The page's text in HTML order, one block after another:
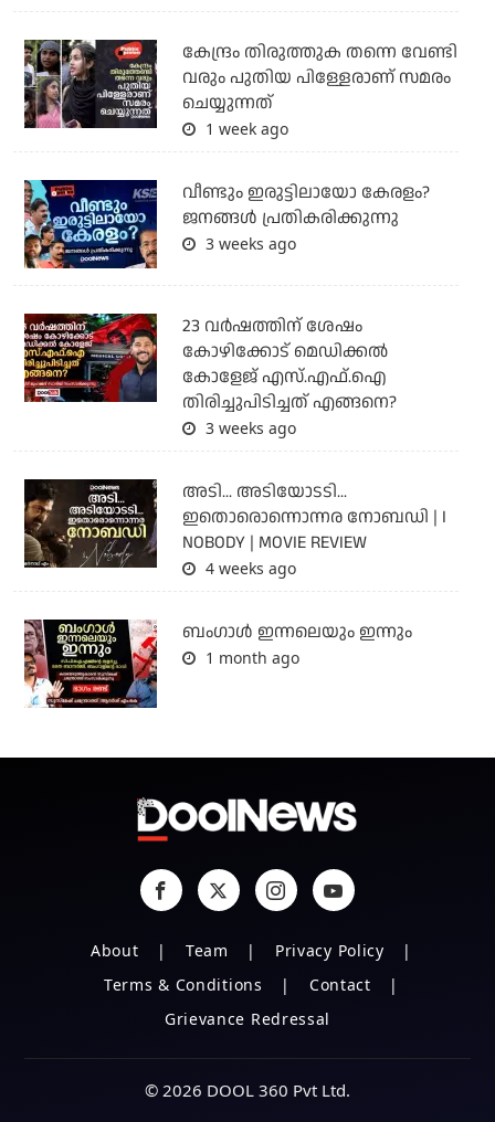
കേന്ദ്രം തിരുത്തുക തന്നെ വേണ്ടി
വരും പുതിയ പിള്ളേരാണ് സമരം
ചെയ്യുന്നത്
1 week ago
വീണ്ടും ഇരുട്ടിലായോ കേരളം?
ജനങ്ങൾ പ്രതികരിക്കുന്നു
3 weeks ago
23 വർഷത്തിന് ശേഷം
കോഴിക്കോട് മെഡിക്കൽ
കോളേജ് എസ്.എഫ്.ഐ
തിരിച്ചുപിടിച്ചത് എങ്ങനെ?
3 weeks ago
അടി... അടിയോടടി...
ഇതൊരൊന്നൊന്നര നോബഡി | I
NOBODY | MOVIE REVIEW
4 weeks ago
ബംഗാള്‍ ഇന്നലെയും ഇന്നും
1 month ago
About Team
Privacy Policy
Terms & Conditions
Contact
Grievance Redressal
© 2026 DOOL 360 Pvt Ltd.